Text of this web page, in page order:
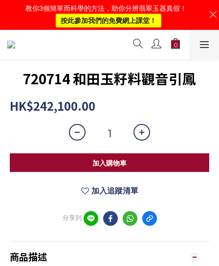
720714 和田玉籽料觀音引鳳
HK$242,100.00
加入購物車
加入追蹤清單
分享到
商品描述
教你3個簡單而科學的方法，助你分辨翡翠玉器真假！
按此參加我們的免費網上課堂！